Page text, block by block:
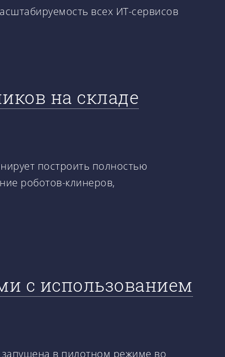
всех ИТ-сервисов
на складе
построить полностью
роботов-клинеров,
с использованием
запущена в пилотном режиме во